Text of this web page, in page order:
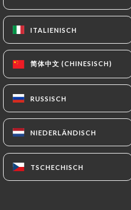
ITALIENISCH
简体中文 (CHINESISCH)
RUSSISCH
NIEDERLÄNDISCH
TSCHECHISCH
START/GALERIE
Galerie
ITALIENISCH
简体中文 (CHINESISCH)
RUSSISCH
NIEDERLÄNDISCH
TSCHECHISCH